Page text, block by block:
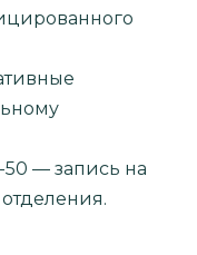
50 — запись на